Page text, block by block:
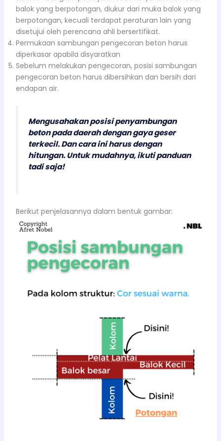
balok yang berpotongan, diukur dari muka balok yang
berpotongan, kecuali terdapat peraturan lain yang
disetujui oleh perencana ahli bersertifikat.
Permukaan sambungan pengecoran beton harus
diperkasar apabila disyaratkan
Sebelum melakukan pengecoran, posisi sambungan
pengecoran beton harus dibersihkan dan bersih dari
endapan air.
Mengusahakan posisi penyambungan
beton pada daerah dengan gaya geser
terkecil. Dan cara ini harus dengan
hitungan. Untuk mudahnya, ikuti panduan
tadi saja!
Berikut penjelasannya dalam bentuk gambar: